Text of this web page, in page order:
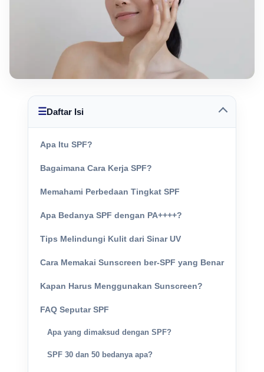
☰Daftar Isi
Apa Itu SPF?
Bagaimana Cara Kerja SPF?
Memahami Perbedaan Tingkat SPF
Apa Bedanya SPF dengan PA++++?
Tips Melindungi Kulit dari Sinar UV
Cara Memakai Sunscreen ber-SPF yang Benar
Kapan Harus Menggunakan Sunscreen?
FAQ Seputar SPF
Apa yang dimaksud dengan SPF?
SPF 30 dan 50 bedanya apa?